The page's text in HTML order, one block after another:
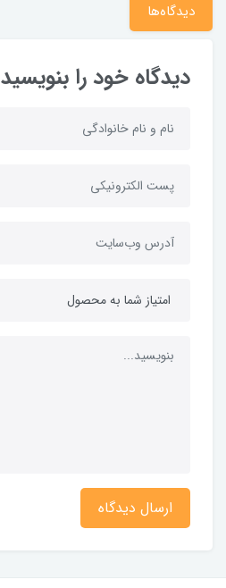
دیدگاه‌ها
دیدگاه خود را بنویسید
ارسال دیدگاه